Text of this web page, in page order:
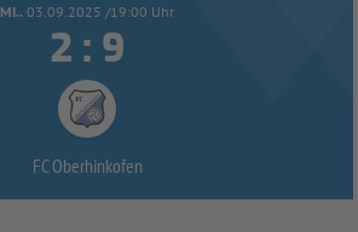
MI.. 03.09.2025 /19:00 Uhr
 : 
FC Oberhinkofen